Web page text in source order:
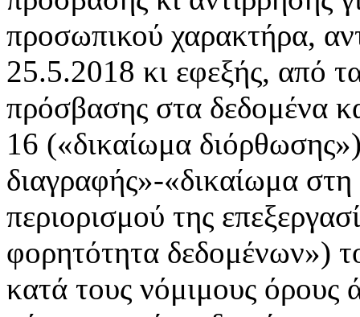
προσωπικού χαρακτήρα,
25.5.2018 κι εφεξής, από
πρόσβασης στα δεδομένα
16 («δικαίωμα
διαγραφής»-«δικαίωμα
περιορισμού της
φορητότητα δεδομένων»)
κατά τους νόμιμους όρους